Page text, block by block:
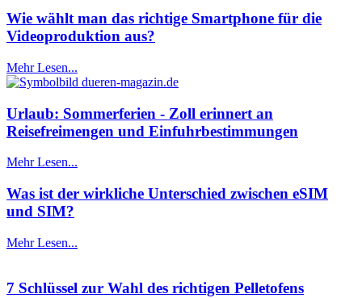
Wie wählt man das richtige Smartphone für die
Videoproduktion aus?
Mehr Lesen...
Urlaub: Sommerferien - Zoll erinnert an
Reisefreimengen und Einfuhrbestimmungen
Mehr Lesen...
Was ist der wirkliche Unterschied zwischen eSIM
und SIM?
Mehr Lesen...
7 Schlüssel zur Wahl des richtigen Pelletofens